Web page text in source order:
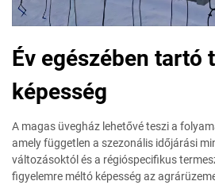
Év egészében tartó
képesség
A magas üvegház lehetővé teszi a
amely független a szezonális időjárási
változásoktól és a régióspecifikus
figyelemre méltó képesség az